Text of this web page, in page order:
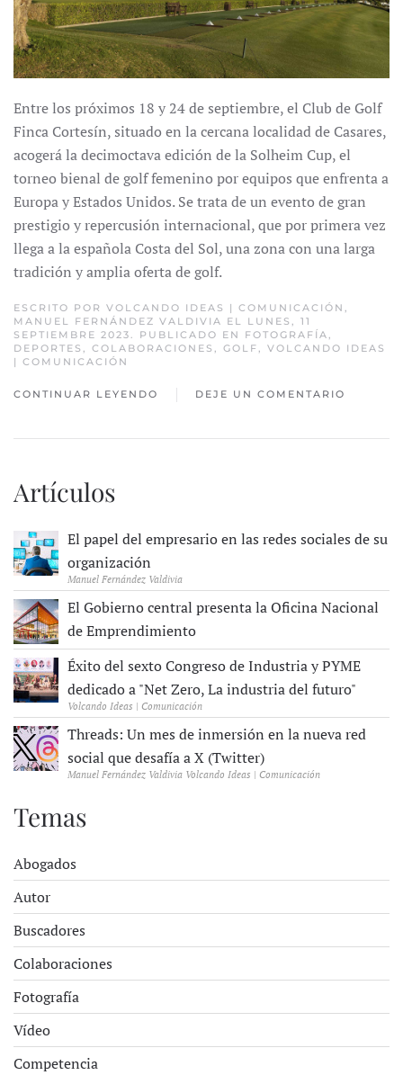
Entre los próximos 18 y 24 de septiembre, el Club de Golf
Finca Cortesín, situado en la cercana localidad de Casares,
acogerá la decimoctava edición de la Solheim Cup, el
torneo bienal de golf femenino por equipos que enfrenta a
Europa y Estados Unidos. Se trata de un evento de gran
prestigio y repercusión internacional, que por primera vez
llega a la española Costa del Sol, una zona con una larga
tradición y amplia oferta de golf.
ESCRITO POR VOLCANDO IDEAS | COMUNICACIÓN ,
MANUEL FERNÁNDEZ VALDIVIA EL LUNES, 11
SEPTIEMBRE 2023. PUBLICADO EN FOTOGRAFÍA,
DEPORTES , COLABORACIONES , GOLF, VOLCANDO IDEAS
| COMUNICACIÓN
CONTINUAR LEYENDO DEJE UN COMENTARIO
Artículos
El papel del empresario en las redes sociales de su
organización
Manuel Fernández Valdivia
El Gobierno central presenta la Oficina Nacional
de Emprendimiento
Éxito del sexto Congreso de Industria y PYME
dedicado a "Net Zero, La industria del futuro"
Volcando Ideas | Comunicación
Threads: Un mes de inmersión en la nueva red
social que desafía a X (Twitter)
Manuel Fernández Valdivia Volcando Ideas | Comunicación
Temas
Abogados
Autor
Buscadores
Colaboraciones
Fotografía
Vídeo
Competencia